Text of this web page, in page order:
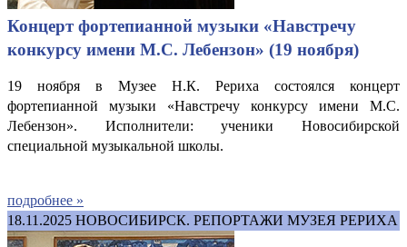
Концерт фортепианной музыки «Навстречу
конкурсу имени М.С. Лебензон» (19 ноября)
19 ноября в Музее Н.К. Рериха состоялся концерт
фортепианной музыки «Навстречу конкурсу имени М.С.
Лебензон». Исполнители: ученики Новосибирской
специальной музыкальной школы.
подробнее »
18.11.2025 НОВОСИБИРСК. РЕПОРТАЖИ МУЗЕЯ РЕРИХА